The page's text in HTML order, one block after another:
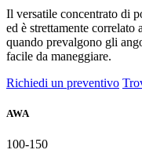
Il versatile concentrato di
ed è strettamente
quando prevalgono gli
facile da maneggiare.
Richiedi un preventivo
AWA
100-150